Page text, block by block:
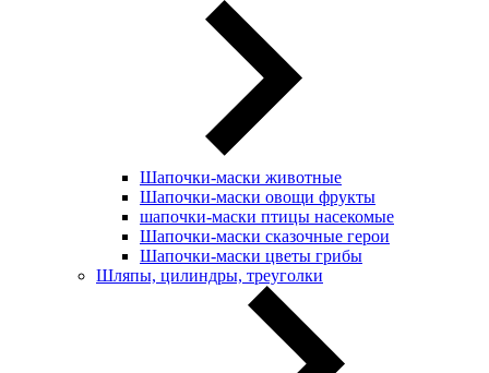
Шапочки-маски животные
Шапочки-маски овощи фрукты
шапочки-маски птицы насекомые
Шапочки-маски сказочные герои
Шапочки-маски цветы грибы
Шляпы, цилиндры, треуголки